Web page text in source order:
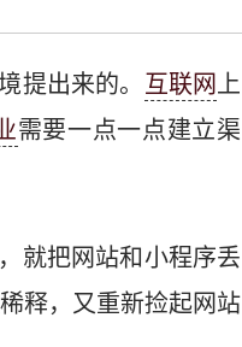
提出来的。 互联网
上
需要一点一点建立渠
就把网站和小程序丢
释，又重新捡起网站